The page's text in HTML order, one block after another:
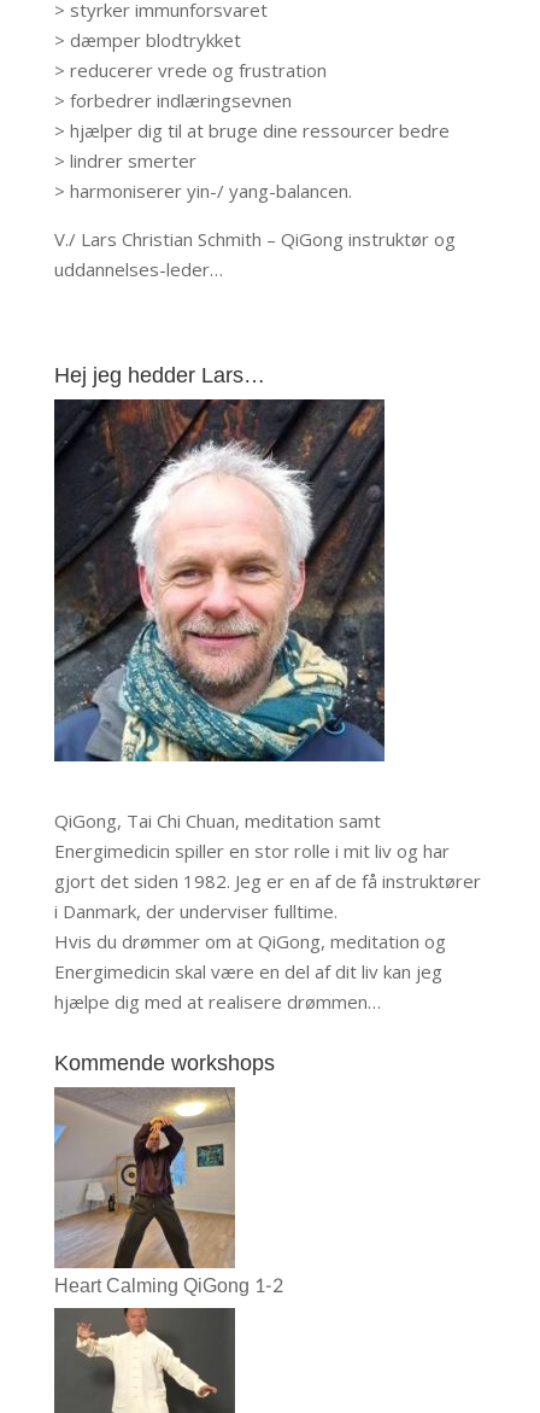
> styrker immunforsvaret
> ​dæmper blodtrykket
> reducerer vrede og frustration
> forbedrer indlæringsevnen
> hjælper dig til at bruge dine ressourcer bedre
> lindrer smerter
> harmoniserer yin-/ yang-balancen.
V./ Lars Christian Schmith – QiGong instruktør og
uddannelses-leder…
Hej jeg hedder Lars…
QiGong, Tai Chi Chuan, meditation samt
Energimedicin spiller en stor rolle i mit liv og har
gjort det siden 1982. Jeg er en af de få instruktører
i Danmark, der underviser fulltime.
Hvis du drømmer om at QiGong, meditation og
Energimedicin skal være en del af dit liv kan jeg
hjælpe dig med at realisere drømmen…
Kommende workshops
Heart Calming QiGong 1-2